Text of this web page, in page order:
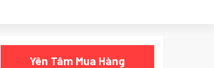
Yên Tâm Mua Hàng